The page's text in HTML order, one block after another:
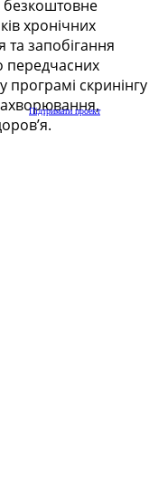
Підтримати проект
безкоштовне
хронічних
запобігання
передчасних
програмі скринінгу